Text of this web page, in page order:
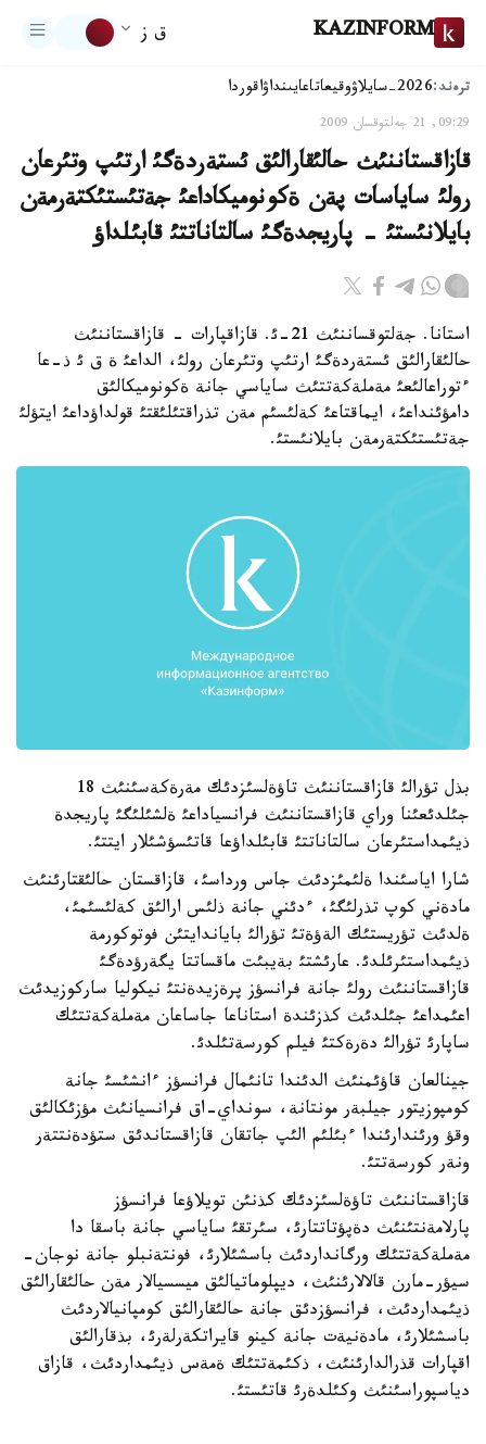
KAZINFORM ق ز
ترەند:2026-سايلاۋ وقيعاتاعايىنداۋاقوردا
09:29, 21 جەلتوقسان 2009
قازاقستاننئث حالئقارالئق ئستةردةگئ ارتئپ وتئرعان
رولئ ساياسات پةن ةكونوميكاداعئ جةتئستئكتةرمةن
بايلانئستئ - پاريجدةگئ سالتاناتتئ قابئلداؤ
استانا. جةلتوقساننئث 21-ئ. قازاقپارات - قازاقستاننئث
حالئقارالئق ئستةردةگئ ارتئپ وتئرعان رولئ، الداعئ ة ق ئ ذ-عا
ءتوراعالئعئ مةملةكةتتئث ساياسي جانة ةكونوميكالئق
دامؤئنداعئ، ايماقتاعئ كةلئسئم مةن تذراقتئلئقتئ قولداؤداعئ ايتؤلئ
جةتئستئكتةرمةن بايلانئستئ.
بذل تؤرالئ قازاقستاننئث تاؤةلسئزدئك مةرةكةسئنئث 18
جئلدئعئنا وراي قازاقستاننئث فرانسياداعئ ةلشئلئگئ پاريجدة
ذيئمداستئرعان سالتاناتتئ قابئلداؤعا قاتئسؤشئلار ايتتئ.
شارا اياسئندا ةلئمئزدئث جاس ورداسئ، قازاقستان حالئقتارئنئث
مادةني كوپ تذرلئگئ، ءدئني جانة ذلئس ارالئق كةلئسئمئ،
ةلدئث تؤريستئك الةؤةتئ تؤرالئ باياندايتئن فوتوكورمة
ذيئمداستئرئلدئ. عارئشتئ بةيبئت ماقساتتا يگةرؤدةگئ
قازاقستاننئث رولئ جانة فرانسؤز پرةزيدةنتئ نيكوليا ساركوزيدئث
اعئمداعئ جئلدئث كذزئندة استاناعا جاساعان مةملةكةتتئك
ساپارئ تؤرالئ دةرةكتئ فيلم كورسةتئلدئ.
جينالعان قاؤئمنئث الدئندا تانئمال فرانسؤز ءانشئسئ جانة
كومپوزيتور جيلبةر مونتانة، سونداي-اق فرانسيانئث مؤزئكالئق
وقؤ ورئندارئندا ءبئلئم الئپ جاتقان قازاقستاندئق ستؤدةنتتةر
ونةر كورسةتتئ.
قازاقستاننئث تاؤةلسئزدئك كذنئن تويلاؤعا فرانسؤز
پارلامةنتئنئث دةپؤتاتتارئ، سئرتقئ ساياسي جانة باسقا دا
مةملةكةتتئك ورگانداردئث باسشئلارئ، فونتةنبلو جانة نوجان-
سيؤر-مارن قالالارئنئث، ديپلوماتيالئق ميسسيالار مةن حالئقارالئق
ذيئمداردئث، فرانسؤزدئق جانة حالئقارالئق كومپانيالاردئث
باسشئلارئ، مادةنيةت جانة كينو قايراتكةرلةرئ، بذقارالئق
اقپارات قذرالدارئنئث، ذكئمةتتئك ةمةس ذيئمداردئث، قازاق
دياسپوراسئنئث وكئلدةرئ قاتئستئ.